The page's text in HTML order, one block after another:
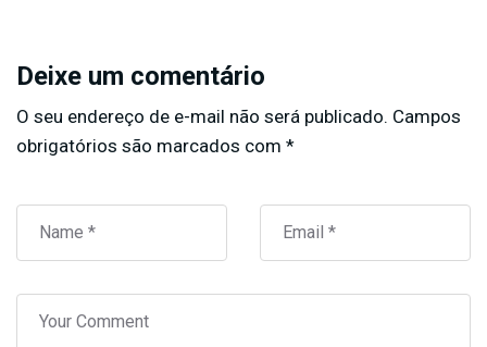
Deixe um comentário
O seu endereço de e-mail não será publicado. Campos
obrigatórios são marcados com *